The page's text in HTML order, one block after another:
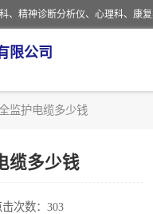
限公司
监护电缆多少钱
缆多少钱
击次数：303